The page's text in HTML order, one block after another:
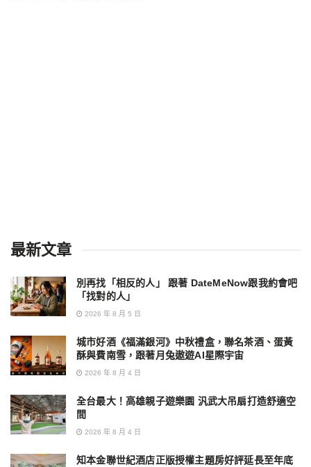
最新文章
別再找「相反的人」 跟著 DateMeNow跟我約會吧
「找對的人」
2026 年 8 月 5 日
城市好酒《福滿銀河》中秋禮盒，聯名茶酒、蛋黃
酥與費南雪，跟著月兔遨遊AI星際宇宙
2026 年 8 月 4 日
全台最大！高雄親子遊樂園 汎武大吊扇打造舒適空
間
2026 年 8 月 4 日
知本金聯世紀酒店正版授權主題房好評延長至年底